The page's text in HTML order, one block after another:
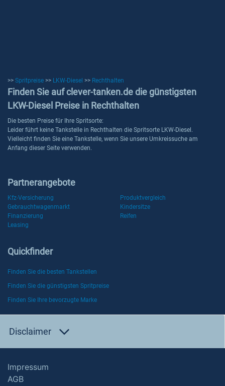
>> Spritpreise >> LKW-Diesel >> Rechthalten
Finden Sie auf clever-tanken.de die günstigsten
LKW-Diesel Preise in Rechthalten
Die besten Preise für Ihre Spritsorte:
Leider führt keine Tankstelle in Rechthalten die Spritsorte LKW-Diesel.
Vielleicht finden Sie eine Tankstelle, wenn Sie unsere Umkreissuche am
Anfang dieser Seite verwenden.
Partnerangebote
Kfz-Versicherung
Produktvergleich
Gebrauchtwagenmarkt
Kindersitze
Finanzierung
Reifen
Leasing
Quickfinder
Finden Sie die besten Tankstellen
Finden Sie die günstigsten Spritpreise
Finden Sie Ihre bevorzugte Marke
Disclaimer
Impressum
AGB